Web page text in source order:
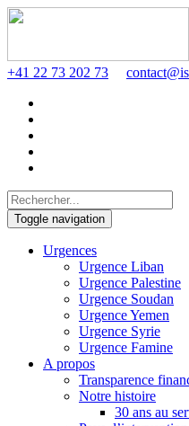
+41 22 73 202 73
Toggle navigation
Urgences
Urgence Liban
Urgence Palestine
Urgence Soudan
Urgence Yemen
Urgence Syrie
Urgence Famine
A propos
Transparence
Notre histoire
30 ans au